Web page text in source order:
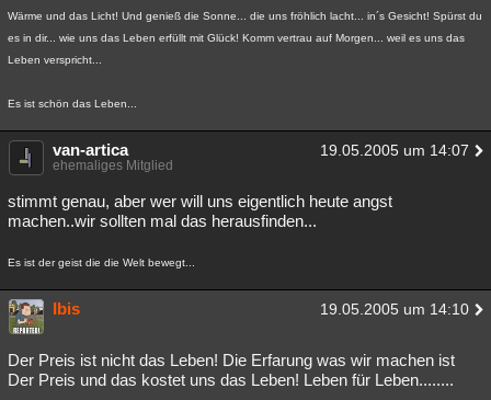
Wärme und das Licht! Und genieß die Sonne... die uns fröhlich lacht... in´s Gesicht! Spürst du
es in dir... wie uns das Leben erfüllt mit Glück! Komm vertrau auf Morgen... weil es uns das
Leben verspricht...
Es ist schön das Leben...
van-artica 19.05.2005 um 14:07
ehemaliges Mitglied
stimmt genau, aber wer will uns eigentlich heute angst
machen..wir sollten mal das herausfinden...
Es ist der geist die die Welt bewegt...
Ibis 19.05.2005 um 14:10
Der Preis ist nicht das Leben! Die Erfarung was wir machen ist
Der Preis und das kostet uns das Leben! Leben für Leben........